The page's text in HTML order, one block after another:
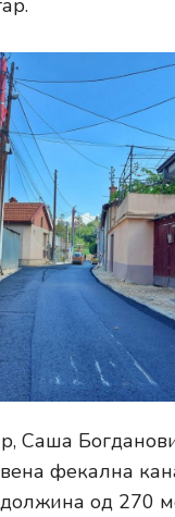
Саша
фекална
од 270